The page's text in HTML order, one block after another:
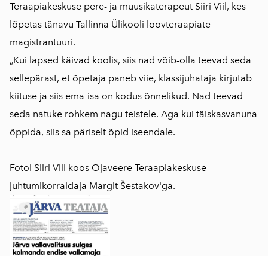
Teraapiakeskuse pere- ja muusikaterapeut Siiri Viil, kes
lõpetas tänavu Tallinna Ülikooli loovteraapiate
magistrantuuri.
„Kui lapsed käivad koolis, siis nad võib-olla teevad seda
sellepärast, et õpetaja paneb viie, klassijuhataja kirjutab
kiituse ja siis ema-isa on kodus õnnelikud. Nad teevad
seda natuke rohkem nagu teistele. Aga kui täiskasvanuna
õppida, siis sa päriselt õpid iseendale.
Fotol Siiri Viil koos Ojaveere Teraapiakeskuse
juhtumikorraldaja Margit Šestakov'ga.